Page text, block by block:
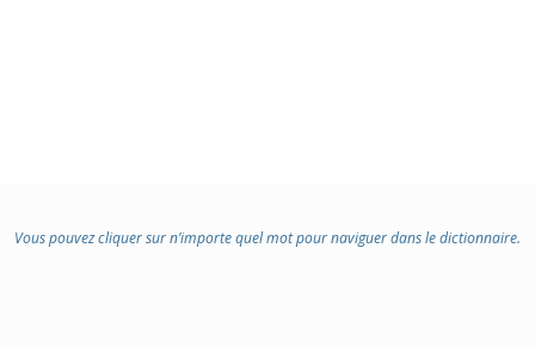
Vous pouvez cliquer sur n’importe quel mot pour naviguer dans le dictionnaire.